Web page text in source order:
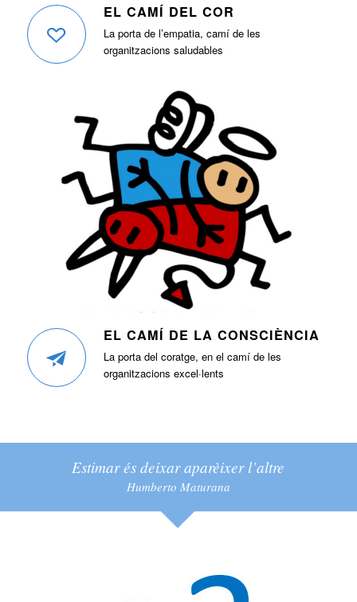
EL CAMÍ DEL COR
La porta de l’empatia, camí de les
organitzacions saludables
EL CAMÍ DE LA CONSCIÈNCIA
La porta del coratge, en el camí de les
organitzacions excel·lents
Estimar és deixar aparèixer l’altre
Humberto Maturana